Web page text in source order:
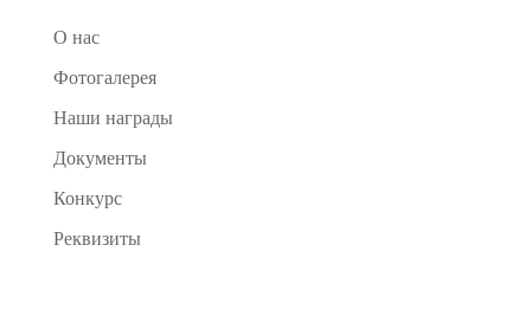
О нас
Фотогалерея
Наши награды
Документы
Конкурс
Реквизиты